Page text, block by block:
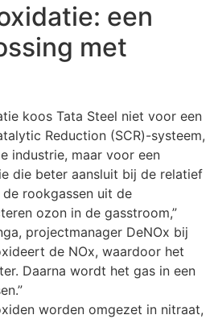
een
met
koos Tata Steel niet voor een
Reduction (SCR)-systeem,
industrie, maar voor een
die beter aansluit bij de relatief
rookgassen uit de
ozon in de gasstroom,”
projectmanager DeNOx bij
de NOx, waardoor het
Daarna wordt het gas in een
worden omgezet in nitraat,